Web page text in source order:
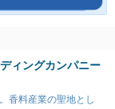
ィングカンパニー
香料産業の聖地とし